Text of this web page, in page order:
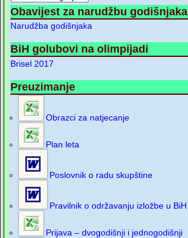
Obavijest za narudžbu godišnjaka
Narudžba godišnjaka
BiH golubovi na olimpijadi
Brisel 2017
Preuzimanje
Obrazci za natjecanje
Plan leta
Poslovnik o radu skupštine
Pravilnik o održavanju izložbe u BiH
Prijava – dvogodišnji i jednogodišnji